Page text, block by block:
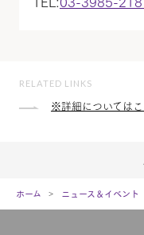
RELATED LINKS
※詳細については
ホーム ニュース＆イベント